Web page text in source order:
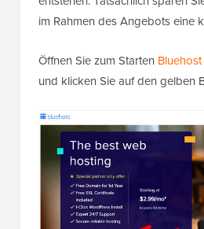
im Rahmen des Angebots eine
Öffnen Sie zum Starten Bluehost
und klicken Sie auf den gelben